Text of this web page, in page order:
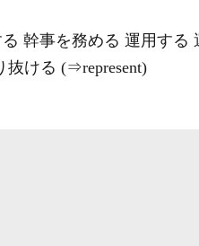
幹事を務める 運用す
抜ける (⇒represent)